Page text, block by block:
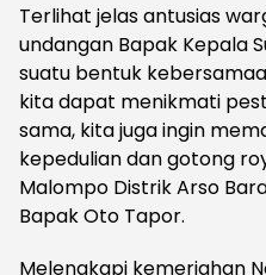
Terlihat jelas antusias
undangan Bapak Kepala
suatu bentuk
kita dapat menikmati
sama, kita juga ingin
kepedulian dan gotong
Malompo Distrik Arso
Bapak Oto Tapor.
Melengkapi kemeriahan